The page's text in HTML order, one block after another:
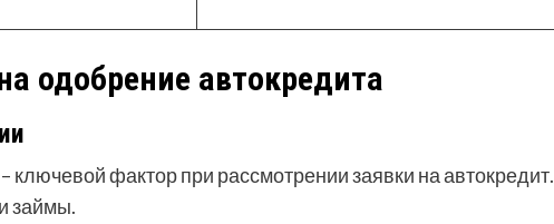
одобрение автокредита
ключевой фактор при рассмотрении заявки на автокредит.
займы.